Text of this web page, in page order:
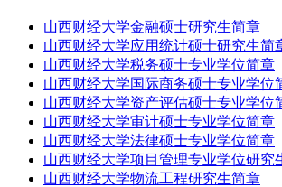
山西财经大学金融硕士研究生简章
山西财经大学应用统计硕士研究生简
山西财经大学税务硕士专业学位简章
山西财经大学国际商务硕士专业学位
山西财经大学资产评估硕士专业学位
山西财经大学审计硕士专业学位简章
山西财经大学法律硕士专业学位简章
山西财经大学项目管理专业学位研究
山西财经大学物流工程研究生简章